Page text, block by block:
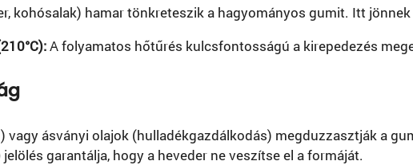
kohósalak) hamar tönkreteszik a hagyományos gumit. Itt
A folyamatos hőtűrés kulcsfontosságú a kirepedezés
vagy ásványi olajok (hulladékgazdálkodás) megduzzasztják a
jelölés garantálja, hogy a heveder ne veszítse el a formáját.